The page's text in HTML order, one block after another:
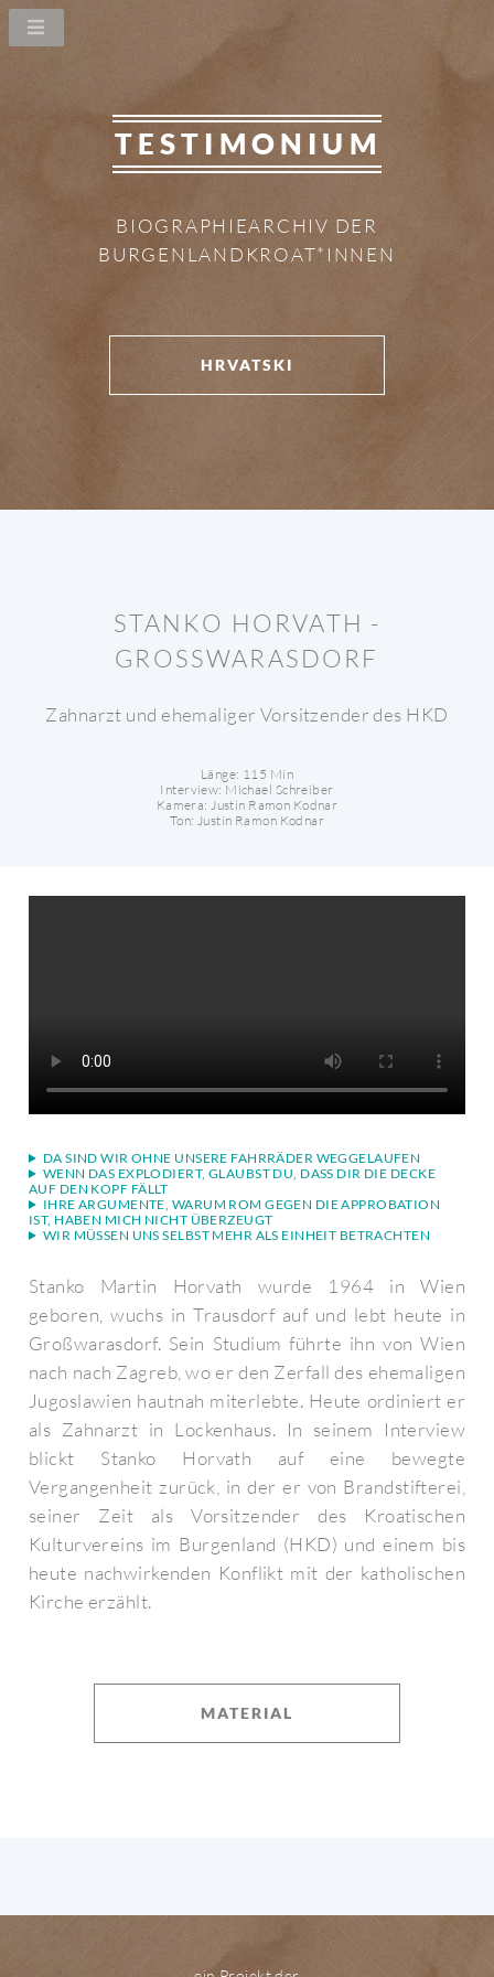
TESTIMONIUM
BIOGRAPHIEARCHIV DER
BURGENLANDKROAT*INNEN
HRVATSKI
STANKO HORVATH -
GROSSWARASDORF
Zahnarzt und ehemaliger Vorsitzender des HKD
Länge: 115 Min
Interview: Michael Schreiber
Kamera: Justin Ramon Kodnar
Ton: Justin Ramon Kodnar
DA SIND WIR OHNE UNSERE FAHRRÄDER WEGGELAUFEN
WENN DAS EXPLODIERT, GLAUBST DU, DASS DIR DIE DECKE
AUF DEN KOPF FÄLLT
IHRE ARGUMENTE, WARUM ROM GEGEN DIE APPROBATION
IST, HABEN MICH NICHT ÜBERZEUGT
WIR MÜSSEN UNS SELBST MEHR ALS EINHEIT BETRACHTEN
Stanko Martin Horvath wurde 1964 in Wien
geboren, wuchs in Trausdorf auf und lebt heute in
Großwarasdorf. Sein Studium führte ihn von Wien
nach nach Zagreb, wo er den Zerfall des ehemaligen
Jugoslawien hautnah miterlebte. Heute ordiniert er
als Zahnarzt in Lockenhaus. In seinem Interview
blickt Stanko Horvath auf eine bewegte
Vergangenheit zurück, in der er von Brandstifterei,
seiner Zeit als Vorsitzender des Kroatischen
Kulturvereins im Burgenland (HKD) und einem bis
heute nachwirkenden Konflikt mit der katholischen
Kirche erzählt.
MATERIAL